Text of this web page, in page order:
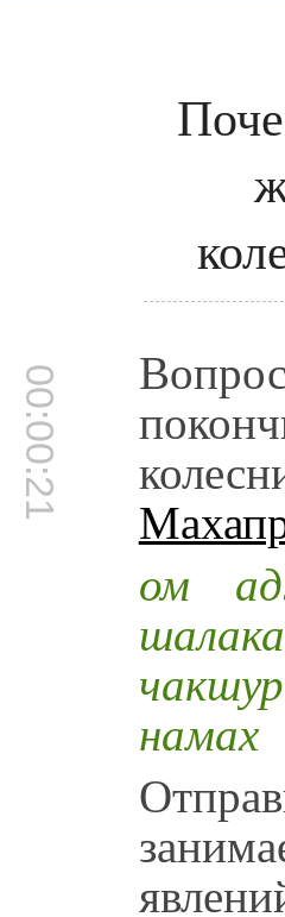
00:00:21
ом
намах